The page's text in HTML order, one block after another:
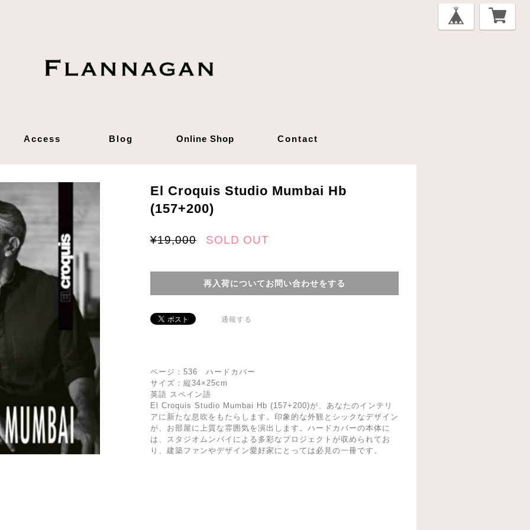
Access Blog Online Shop Contact
El Croquis Studio Mumbai Hb
(157+200)
¥19,000 SOLD OUT
再入荷についてお問い合わせをする
通報する
ページ：536 ハードカバー
サイズ：縦34×25cm
英語 スペイン語
El Croquis Studio Mumbai Hb (157+200)が、あなたのインテリ
アに新たな息吹をもたらします。印象的な外観とシックなデザイン
が、お部屋に上質な雰囲気を演出します。ハードカバーの本体に
は、スタジオムンバイによる多彩なプロジェクトが収められてお
り、建築ファンやデザイン愛好家にとっては必見の一冊です。